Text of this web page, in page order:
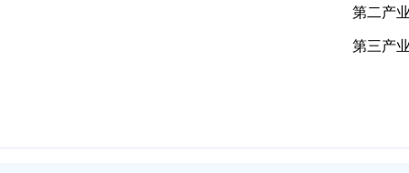
第二产
第三产